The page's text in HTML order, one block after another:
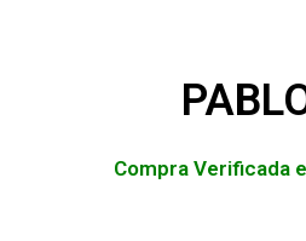
Compra Verificada